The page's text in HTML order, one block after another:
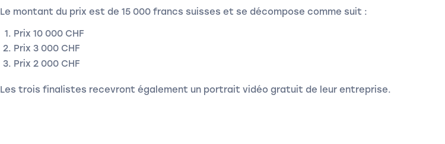
Le montant du prix est de 15 000 francs suisses et se décompose comme suit :
Prix 10 000 CHF
Prix 3 000 CHF
Prix 2 000 CHF
Les trois finalistes recevront également un portrait vidéo gratuit de leur entreprise.